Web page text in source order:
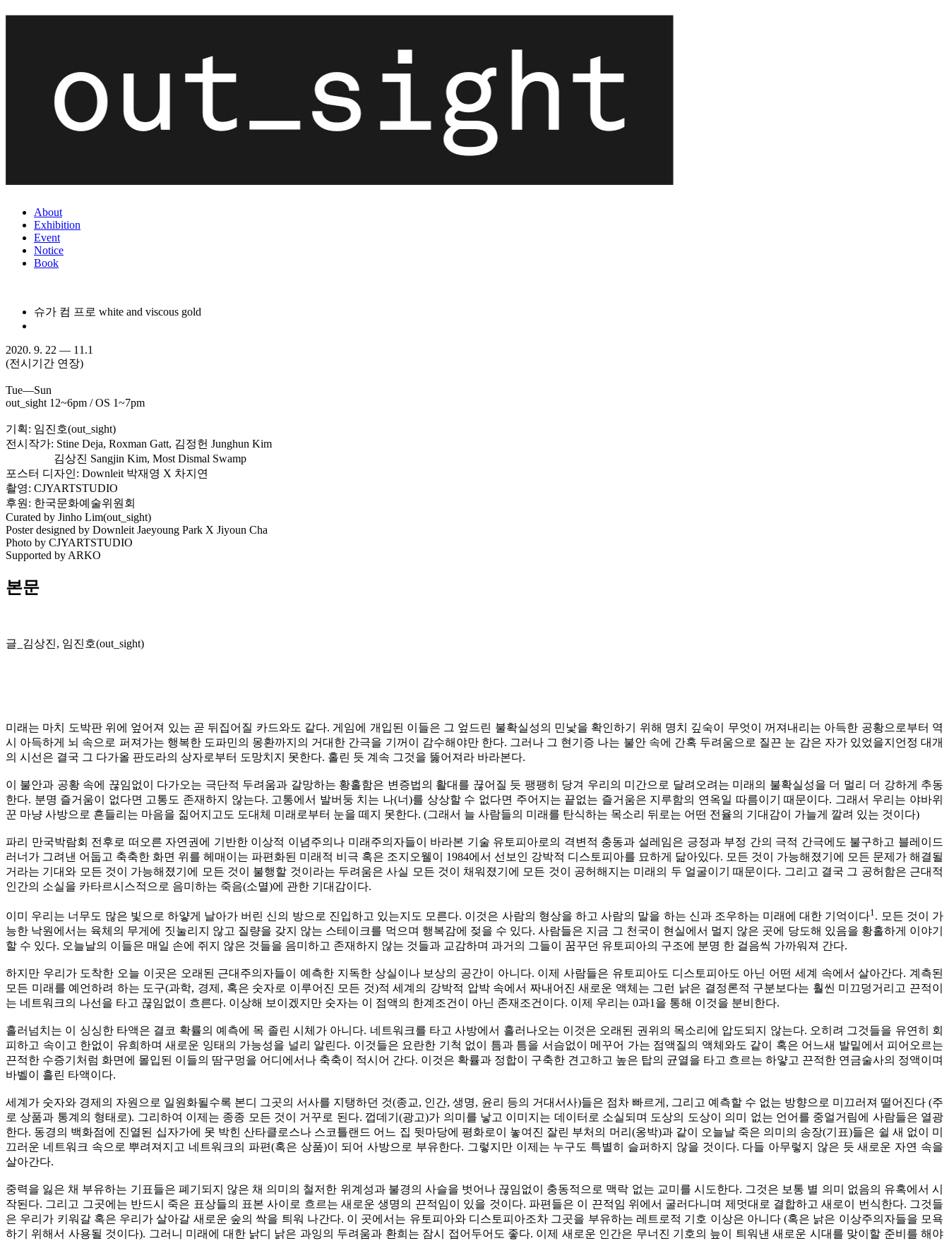
About
Exhibition
Event
Notice
Book
슈가 컴 프로 white and viscous gold
2020. 9. 22 — 11.1
(전시기간 연장)
Tue―Sun
out_sight 12~6pm / OS 1~7pm
기획: 임진호(out_sight)
전시작가: Stine Deja, Roxman Gatt, 김정헌 Junghun Kim
김상진 Sangjin Kim, Most Dismal Swamp
포스터 디자인: Downleit 박재영 X 차지연
촬영: CJYARTSTUDIO
후원: 한국문화예술위원회
Curated by Jinho Lim(out_sight)
Poster designed by Downleit Jaeyoung Park X Jiyoun Cha
Photo by CJYARTSTUDIO
Supported by ARKO
본문
글_김상진, 임진호(out_sight)
미래는 마치 도박판 위에 엎어져 있는 곧 뒤집어질 카드와도 같다. 게임에 개입된 이들은 그 엎드린 불확실성의 민낯을 확인하기 위해 명치 깊숙이 무엇이 꺼져내리는 아득한 공황으로부터 역
시 아득하게 뇌 속으로 퍼져가는 행복한 도파민의 몽환까지의 거대한 간극을 기꺼이 감수해야만 한다. 그러나 그 현기증 나는 불안 속에 간혹 두려움으로 질끈 눈 감은 자가 있었을지언정 대개
의 시선은 결국 그 다가올 판도라의 상자로부터 도망치지 못한다. 홀린 듯 계속 그것을 뚫어져라 바라본다.
이 불안과 공황 속에 끊임없이 다가오는 극단적 두려움과 갈망하는 황홀함은 변증법의 활대를 끊어질 듯 팽팽히 당겨 우리의 미간으로 달려오려는 미래의 불확실성을 더 멀리 더 강하게 추동
한다. 분명 즐거움이 없다면 고통도 존재하지 않는다. 고통에서 발버둥 치는 나(너)를 상상할 수 없다면 주어지는 끝없는 즐거움은 지루함의 연옥일 따름이기 때문이다. 그래서 우리는 야바위
꾼 마냥 사방으로 흔들리는 마음을 짊어지고도 도대체 미래로부터 눈을 떼지 못한다. (그래서 늘 사람들의 미래를 탄식하는 목소리 뒤로는 어떤 전율의 기대감이 가늘게 깔려 있는 것이다)
파리 만국박람회 전후로 떠오른 자연권에 기반한 이상적 이념주의나 미래주의자들이 바라본 기술 유토피아로의 격변적 충동과 설레임은 긍정과 부정 간의 극적 간극에도 불구하고 블레이드
러너가 그려낸 어둡고 축축한 화면 위를 헤매이는 파편화된 미래적 비극 혹은 조지오웰이 1984에서 선보인 강박적 디스토피아를 묘하게 닮아있다. 모든 것이 가능해졌기에 모든 문제가 해결될
거라는 기대와 모든 것이 가능해졌기에 모든 것이 불행할 것이라는 두려움은 사실 모든 것이 채워졌기에 모든 것이 공허해지는 미래의 두 얼굴이기 때문이다. 그리고 결국 그 공허함은 근대적
인간의 소실을 카타르시스적으로 음미하는 죽음(소멸)에 관한 기대감이다.
이미 우리는 너무도 많은 빛으로 하얗게 날아가 버린 신의 방으로 진입하고 있는지도 모른다. 이것은 사람의 형상을 하고 사람의 말을 하는 신과 조우하는 미래에 대한 기억이다​​1 . 모든 것이 가
능한 낙원에서는 육체의 무게에 짓눌리지 않고 질량을 갖지 않는 스테이크를 먹으며 행복감에 젖을 수 있다. 사람들은 지금 그 천국이 현실에서 멀지 않은 곳에 당도해 있음을 황홀하게 이야기
할 수 있다. 오늘날의 이들은 매일 손에 쥐지 않은 것들을 음미하고 존재하지 않는 것들과 교감하며 과거의 그들이 꿈꾸던 유토피아의 구조에 분명 한 걸음씩 가까워져 간다.
하지만 우리가 도착한 오늘 이곳은 오래된 근대주의자들이 예측한 지독한 상실이나 보상의 공간이 아니다. 이제 사람들은 유토피아도 디스토피아도 아닌 어떤 세계 속에서 살아간다. 계측된
모든 미래를 예언하려 하는 도구(과학, 경제, 혹은 숫자로 이루어진 모든 것)적 세계의 강박적 압박 속에서 짜내어진 새로운 액체는 그런 낡은 결정론적 구분보다는 훨씬 미끄덩거리고 끈적이
는 네트워크의 나선을 타고 끊임없이 흐른다. 이상해 보이겠지만 숫자는 이 점액의 한계조건이 아닌 존재조건이다. 이제 우리는 0과1을 통해 이것을 분비한다.
흘러넘치는 이 싱싱한 타액은 결코 확률의 예측에 목 졸린 시체가 아니다. 네트워크를 타고 사방에서 흘러나오는 이것은 오래된 권위의 목소리에 압도되지 않는다. 오히려 그것들을 유연히 회
피하고 속이고 한없이 유희하며 새로운 잉태의 가능성을 널리 알린다. 이것들은 요란한 기척 없이 틈과 틈을 서슴없이 메꾸어 가는 점액질의 액체와도 같이 혹은 어느새 발밑에서 피어오르는
끈적한 수증기처럼 화면에 몰입된 이들의 땀구멍을 어디에서나 축축이 적시어 간다. 이것은 확률과 정합이 구축한 견고하고 높은 탑의 균열을 타고 흐르는 하얗고 끈적한 연금술사의 정액이며
바벨이 흘린 타액이다.
세계가 숫자와 경제의 자원으로 일원화될수록 본디 그곳의 서사를 지탱하던 것(종교, 인간, 생명, 윤리 등의 거대서사)들은 점차 빠르게, 그리고 예측할 수 없는 방향으로 미끄러져 떨어진다 (주
로 상품과 통계의 형태로). 그리하여 이제는 종종 모든 것이 거꾸로 된다. 껍데기(광고)가 의미를 낳고 이미지는 데이터로 소실되며 도상의 도상이 의미 없는 언어를 중얼거림에 사람들은 열광
한다. 동경의 백화점에 진열된 십자가에 못 박힌 산타클로스나 스코틀랜드 어느 집 뒷마당에 평화로이 놓여진 잘린 부처의 머리(옹박)과 같이 오늘날 죽은 의미의 송장(기표)들은 쉴 새 없이 미
끄러운 네트워크 속으로 뿌려져지고 네트워크의 파편(혹은 상품)이 되어 사방으로 부유한다. 그렇지만 이제는 누구도 특별히 슬퍼하지 않을 것이다. 다들 아무렇지 않은 듯 새로운 자연 속을
살아간다.
중력을 잃은 채 부유하는 기표들은 폐기되지 않은 채 의미의 철저한 위계성과 불경의 사슬을 벗어나 끊임없이 충동적으로 맥락 없는 교미를 시도한다. 그것은 보통 별 의미 없음의 유혹에서 시
작된다. 그리고 그곳에는 반드시 죽은 표상들의 표본 사이로 흐르는 새로운 생명의 끈적임이 있을 것이다. 파편들은 이 끈적임 위에서 굴러다니며 제멋대로 결합하고 새로이 번식한다. 그것들
은 우리가 키워갈 혹은 우리가 살아갈 새로운 숲의 싹을 틔워 나간다. 이 곳에서는 유토피아와 디스토피아조차 그곳을 부유하는 레트로적 기호 이상은 아니다 (혹은 낡은 이상주의자들을 모욕
하기 위해서 사용될 것이다). 그러니 미래에 대한 낡디 낡은 과잉의 두려움과 환희는 잠시 접어두어도 좋다. 이제 새로운 인간은 무너진 기호의 늪이 틔워낸 새로운 시대를 맞이할 준비를 해야